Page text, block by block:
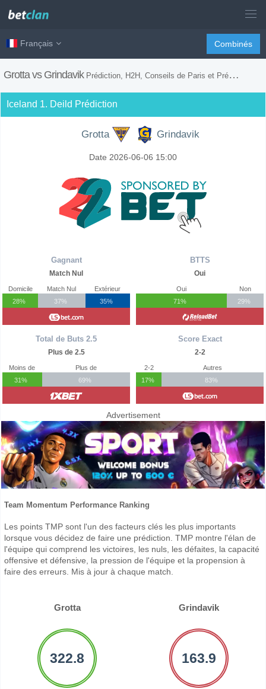
Français Combinés
Grotta vs Grindavik Prédiction, H2H, Conseils de Paris et Prévision du Match
Iceland 1. Deild Prédiction
Grotta Grindavik
Date 2026-06-06 15:00
Gagnant
Match Nul
Domicile
28%
Match Nul
37%
Extérieur
35%
Total de Buts 2.5
Plus de 2.5
Moins de
31%
Plus de
69%
BTTS
Oui
Oui
71%
Non
29%
Score Exact
2-2
2-2
17%
Autres
83%
Advertisement
Team Momentum Performance Ranking
Les points TMP sont l'un des facteurs clés les plus importants
lorsque vous décidez de faire une prédiction. TMP montre l'élan de
l'équipe qui comprend les victoires, les nuls, les défaites, la capacité
offensive et défensive, la pression de l'équipe et la propension à
faire des erreurs. Mis à jour à chaque match.
Grotta Grindavik
322.8 163.9